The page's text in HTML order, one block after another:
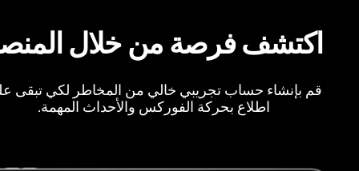
اكتشف فرصة من خلال
قم بإنشاء حساب تجريبي خالي من المخاطر لكي تبقى
اطلاع بحركة الفوركس والأحداث المهمة.